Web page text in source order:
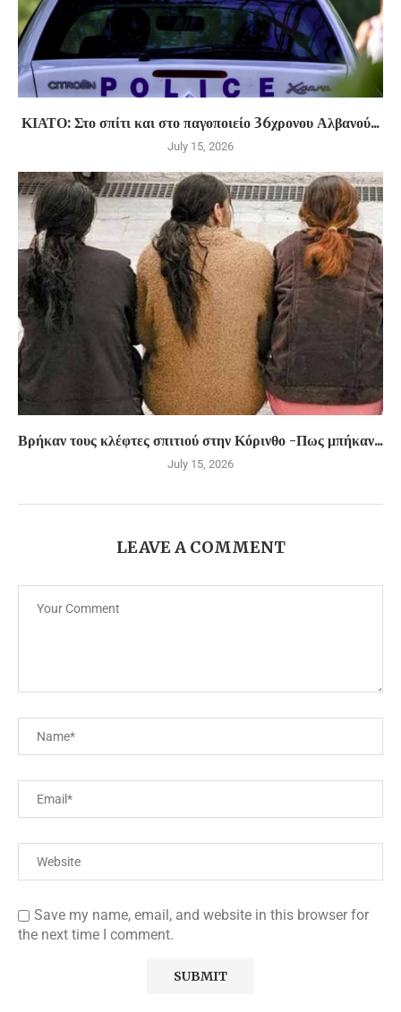
ΚΙΑΤΟ: Στο σπίτι και στο παγοποιείο 36χρονου Αλβανού...
July 15, 2026
Βρήκαν τους κλέφτες σπιτιού στην Κόρινθο -Πως μπήκαν...
July 15, 2026
LEAVE A COMMENT
Save my name, email, and website in this browser for
the next time I comment.